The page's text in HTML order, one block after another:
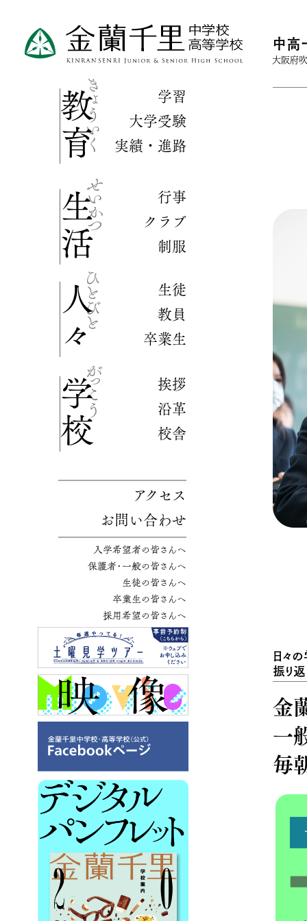
中高
大阪府
日々
振り返
金
一
毎
教育
学習
大学受験
実績・進路
生活
行事
クラブ
制服
人々
生徒
教員
卒業生
学校
挨拶
沿革
校舎
アクセス
お問い合わせ
入学希望者の皆さんへ
保護者・一般の皆さんへ
生徒の皆さんへ
卒業生の皆さんへ
採用希望の皆さんへ